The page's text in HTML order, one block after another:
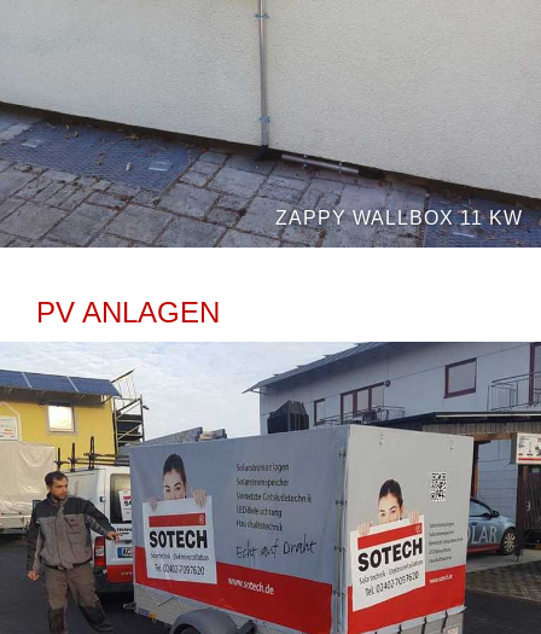
ZAPPY WALLBOX 11 KW
PV ANLAGEN